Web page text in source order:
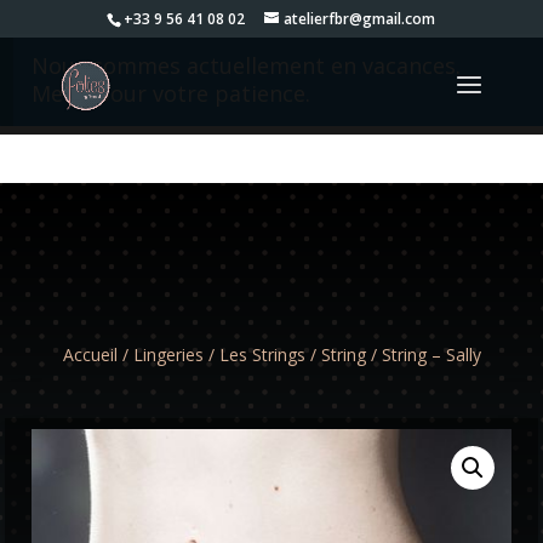
+33 9 56 41 08 02 atelierfbr@gmail.com
Nous sommes actuellement en vacances.
Merci pour votre patience.
Accueil / Lingeries / Les Strings / String/ String – Sally